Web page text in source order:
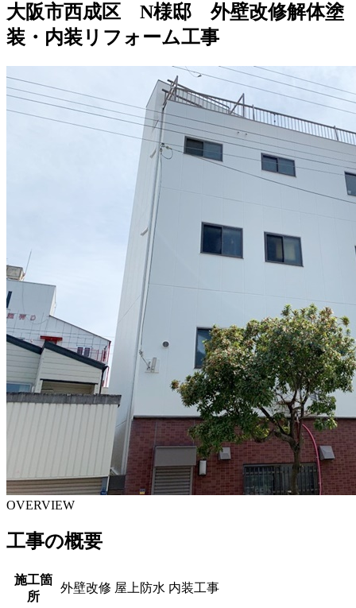
大阪市西成区 N様邸 外壁改修解体塗
装・内装リフォーム工事
OVERVIEW
工事の概要
施工箇
所
外壁改修 屋上防水 内装工事